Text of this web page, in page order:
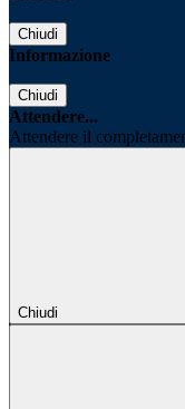
Chiudi
Informazione
Chiudi
Attendere...
Attendere il
Chiudi